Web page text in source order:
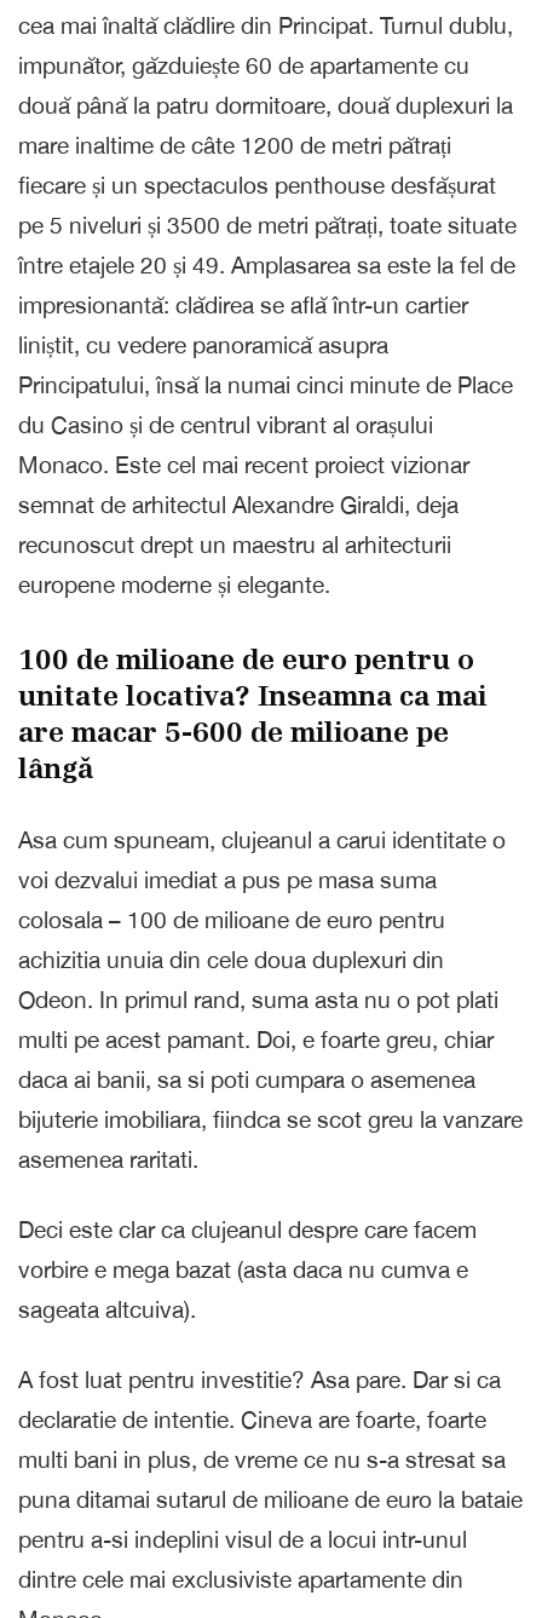
cea mai înaltă clădlire din Principat. Turnul dublu,
impunător, găzduiește 60 de apartamente cu
două până la patru dormitoare, două duplexuri la
mare inaltime de câte 1200 de metri pătrați
fiecare și un spectaculos penthouse desfășurat
pe 5 niveluri și 3500 de metri pătrați, toate situate
între etajele 20 și 49. Amplasarea sa este la fel de
impresionantă: clădirea se află într-un cartier
liniștit, cu vedere panoramică asupra
Principatului, însă la numai cinci minute de Place
du Casino și de centrul vibrant al orașului
Monaco. Este cel mai recent proiect vizionar
semnat de arhitectul Alexandre Giraldi, deja
recunoscut drept un maestru al arhitecturii
europene moderne și elegante.
100 de milioane de euro pentru o
unitate locativa? Inseamna ca mai
are macar 5-600 de milioane pe
lângǎ
Asa cum spuneam, clujeanul a carui identitate o
voi dezvalui imediat a pus pe masa suma
colosala – 100 de milioane de euro pentru
achizitia unuia din cele doua duplexuri din
Odeon. In primul rand, suma asta nu o pot plati
multi pe acest pamant. Doi, e foarte greu, chiar
daca ai banii, sa si poti cumpara o asemenea
bijuterie imobiliara, fiindca se scot greu la vanzare
asemenea raritati.
Deci este clar ca clujeanul despre care facem
vorbire e mega bazat (asta daca nu cumva e
sageata altcuiva).
A fost luat pentru investitie? Asa pare. Dar si ca
declaratie de intentie. Cineva are foarte, foarte
multi bani in plus, de vreme ce nu s-a stresat sa
puna ditamai sutarul de milioane de euro la bataie
pentru a-si indeplini visul de a locui intr-unul
dintre cele mai exclusiviste apartamente din